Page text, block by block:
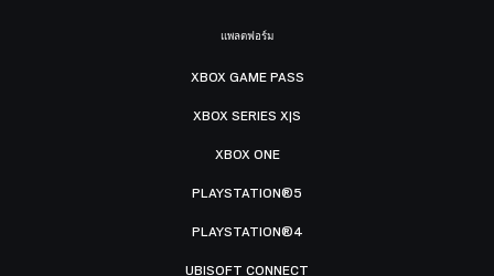
แพลตฟอร์ม
XBOX GAME PASS
XBOX SERIES X|S
XBOX ONE
PLAYSTATION®5
PLAYSTATION®4
UBISOFT CONNECT